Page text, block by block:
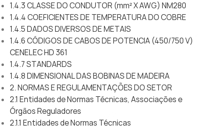
1.4.3 CLASSE DO CONDUTOR (mm² X AWG) NM280
1.4.4 COEFICIENTES DE TEMPERATURA DO COBRE
1.4.5 DADOS DIVERSOS DE METAIS
1.4.6 CÓDIGOS DE CABOS DE POTENCIA (450/750 V)
CENELEC HD 361
1.4.7 STANDARDS
1.4.8 DIMENSIONAL DAS BOBINAS DE MADEIRA
2. NORMAS E REGULAMENTAÇÕES DO SETOR
2.1 Entidades de Normas Técnicas, Associações e
Órgãos Reguladores
2.1.1 Entidades de Normas Técnicas